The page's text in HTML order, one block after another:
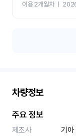
이용 2개월차ㅣ
차량정보
주요 정보
제조사
기아